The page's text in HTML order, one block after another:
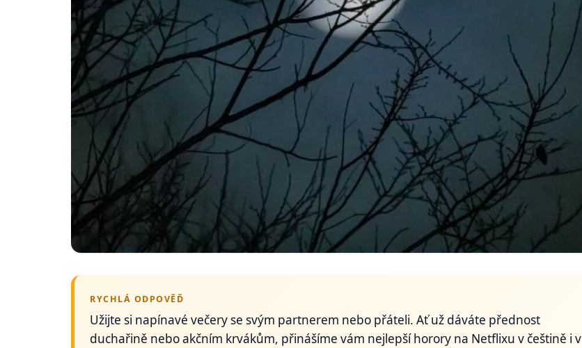
RYCHLÁ ODPOVĚĎ
Užijte si napínavé večery se svým partnerem nebo přáteli. Ať už dáváte přednost
duchařině nebo akčním krvákům, přinášíme vám nejlepší horory na Netflixu v češtině i v